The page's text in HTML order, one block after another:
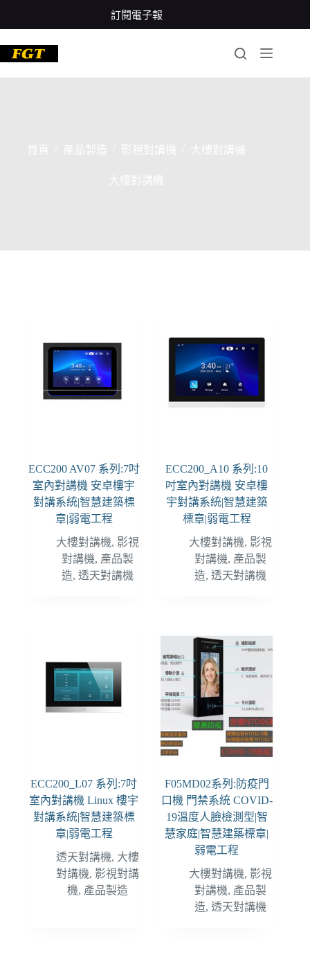
訂閱電子報
ECC200 AV07 系列:7吋
室內對講機 安卓樓宇
對講系統|智慧建築標
章|弱電工程
大樓對講機, 影視
對講機, 產品製
造,透天對講機
ECC200_A10 系列:10
吋室內對講機 安卓樓
宇對講系統|智慧建築
標章|弱電工程
大樓對講機, 影視
對講機, 產品製
造,透天對講機
ECC200_L07 系列:7吋
室內對講機 Linux 樓宇
對講系統|智慧建築標
章|弱電工程
透天對講機, 大樓
對講機, 影視對講
機, 產品製造
F05MD02系列:防疫門
口機 門禁系統 COVID-
19溫度人臉檢測型|智
慧家庭|智慧建築標章|
弱電工程
大樓對講機, 影視
對講機, 產品製
造,透天對講機